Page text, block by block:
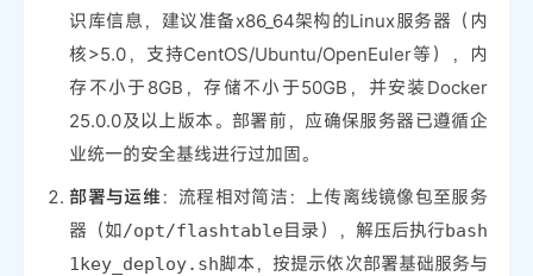
识库信息，建议准备x86_64架构的Linux服务器（内
核>5.0，支持CentOS/Ubuntu/OpenEuler等），内
存不小于8GB，存储不小于50GB，并安装Docker
25.0.0及以上版本。部署前，应确保服务器已遵循企
业统一的安全基线进行过加固。
部署与运维：流程相对简洁：上传离线镜像包至服务
器（如/opt/flashtable目录），解压后执行bash
1key_deploy.sh脚本，按提示依次部署基础服务与